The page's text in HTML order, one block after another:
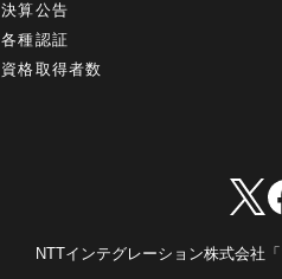
決算公告
各種認証
資格取得者数
NTTインテグレーション株式会社「